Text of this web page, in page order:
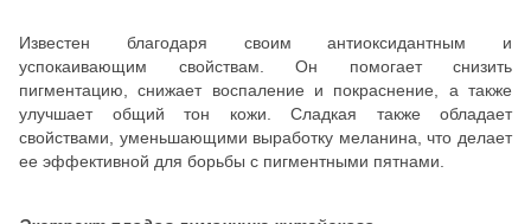
Известен благодаря своим антиоксидантным и
успокаивающим свойствам. Он помогает снизить
пигментацию, снижает воспаление и покраснение, а также
улучшает общий тон кожи. Сладкая также обладает
свойствами, уменьшающими выработку меланина, что делает
ее эффективной для борьбы с пигментными пятнами.